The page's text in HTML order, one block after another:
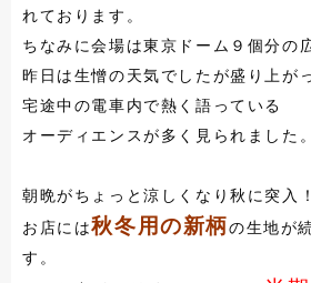
れております。
ちなみに会場は東京ドーム９個分の
昨日は生憎の天気でしたが盛り上が
宅途中の電車内で熱く語っている
オーディエンスが多く見られました。
朝晩がちょっと涼しくなり秋に突入
お店には秋冬用の新柄の生地が
す。